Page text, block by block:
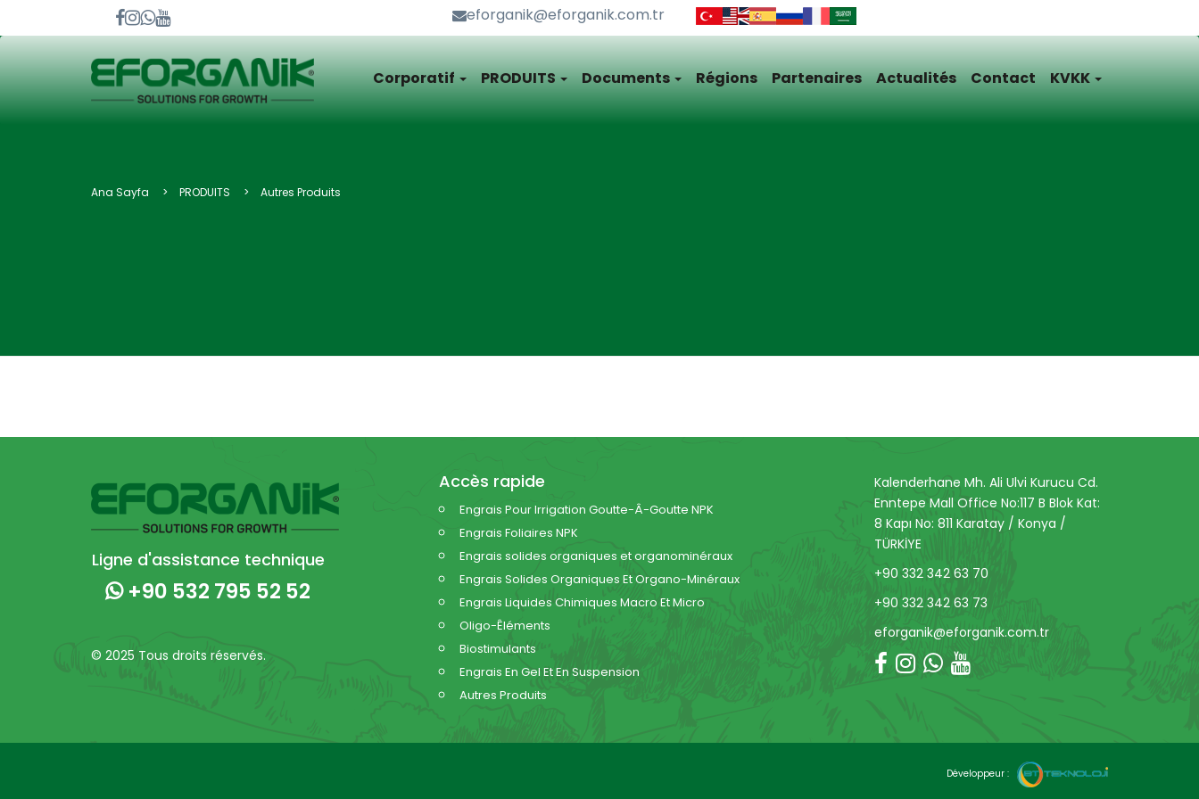
eforganik@eforganik.com.tr
Corporatif PRODUITS Documents Régions Partenaires Actualités Contact KVKK
Ana Sayfa PRODUITS Autres Produits
Ligne d'assistance technique
+90 532 795 52 52
© 2025 Tous droits réservés.
Accès rapide
Engrais Pour Irrigation Goutte-Â-Goutte NPK
Engrais Foliaires NPK
Engrais solides organiques et organominéraux
Engrais Solides Organiques Et Organo-Minéraux
Engrais Liquides Chimiques Macro Et Micro
Oligo-Êléments
Biostimulants
Engrais En Gel Et En Suspension
Autres Produits
Kalenderhane Mh. Ali Ulvi Kurucu Cd.
Enntepe Mall Office No:117 B Blok Kat:
8 Kapı No: 811 Karatay / Konya /
TÜRKİYE
+90 332 342 63 70
+90 332 342 63 73
eforganik@eforganik.com.tr
Développeur :